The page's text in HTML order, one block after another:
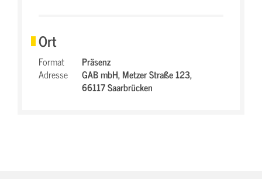
Ort
Format
Präsenz
Adresse
GAB mbH,Metzer Straße 123,
66117 Saarbrücken